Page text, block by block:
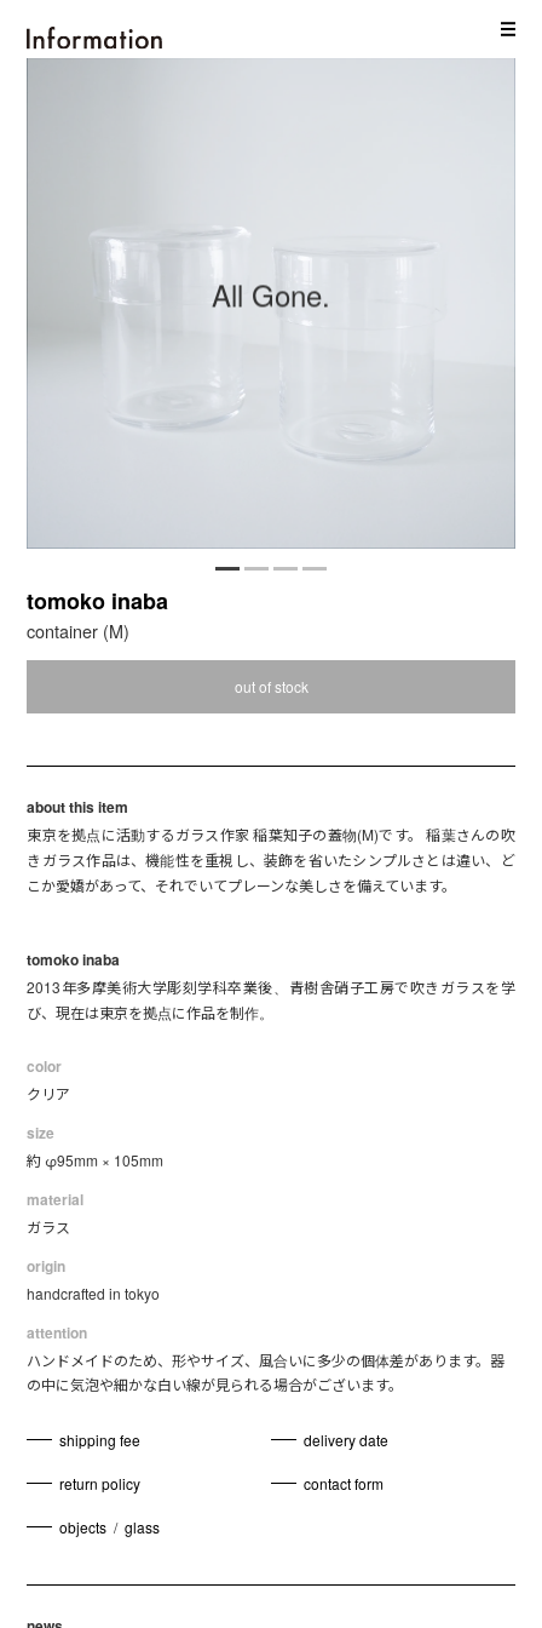
tomoko inaba
container (M)
out of stock
about this item
東京を拠点に活動するガラス作家 稲葉知子の蓋物(M)です。 稲葉さんの吹
きガラス作品は、機能性を重視し、装飾を省いたシンプルさとは違い、ど
こか愛嬌があって、それでいてプレーンな美しさを備えています。
tomoko inaba
2013年多摩美術大学彫刻学科卒業後、青樹舎硝子工房で吹きガラスを学
び、現在は東京を拠点に作品を制作。
color
クリア
size
約 φ95mm × 105mm
material
ガラス
origin
handcrafted in tokyo
attention
ハンドメイドのため、形やサイズ、風合いに多少の個体差があります。器
の中に気泡や細かな白い線が見られる場合がございます。
shipping fee delivery date
return policy contact form
objects / glass